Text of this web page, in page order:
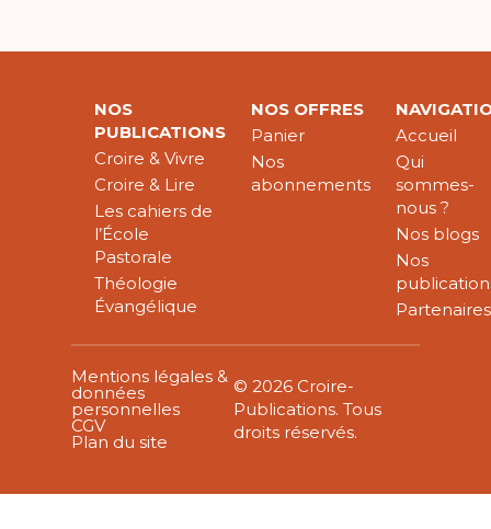
NOS
PUBLICATIONS
Croire & Vivre
Croire & Lire
Les cahiers de
l’École
Pastorale
Théologie
Évangélique
NOS OFFRES
Panier
Nos
abonnements
Accueil
Qui
sommes-
nous ?
Nos blogs
Nos
Partenaires
Mentions légales &
données
personnelles
CGV
Plan du site
© 2026 Croire-
Publications. Tous
droits réservés.